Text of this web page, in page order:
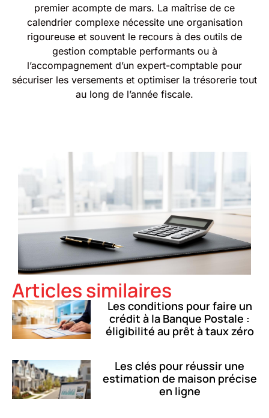
premier acompte de mars. La maîtrise de ce
calendrier complexe nécessite une organisation
rigoureuse et souvent le recours à des outils de
gestion comptable performants ou à
l’accompagnement d’un expert-comptable pour
sécuriser les versements et optimiser la trésorerie tout
au long de l’année fiscale.
Articles similaires
Les conditions pour faire un
crédit à la Banque Postale :
éligibilité au prêt à taux zéro
Les clés pour réussir une
estimation de maison précise
en ligne